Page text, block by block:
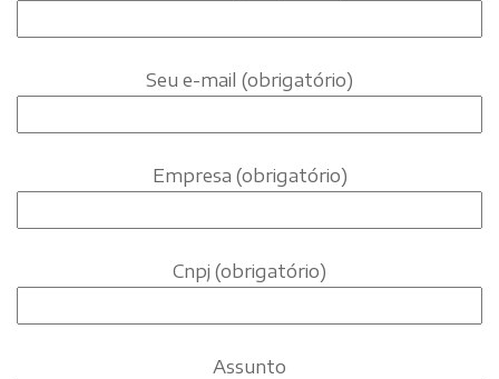
Seu e-mail (obrigatório)
Empresa (obrigatório)
Cnpj (obrigatório)
Assunto